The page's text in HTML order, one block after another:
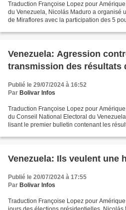
Traduction Françoise Lopez pour
du Venezuela, Nicolás Maduro a organisé
de Miraflores avec la participation des 5
Venezuela: Agression
transmission des résultats
Publié le 29/07/2024 à 16:52
Par Bolivar Infos
Traduction Françoise Lopez pour
du Conseil National Electoral du
lisant le premier bulletin contenant les
Venezuela: Ils veulent une
Publié le 20/07/2024 à 17:55
Par Bolivar Infos
Traduction Françoise Lopez pour